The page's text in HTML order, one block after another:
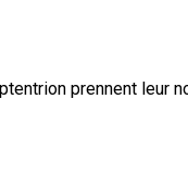
prennent leur